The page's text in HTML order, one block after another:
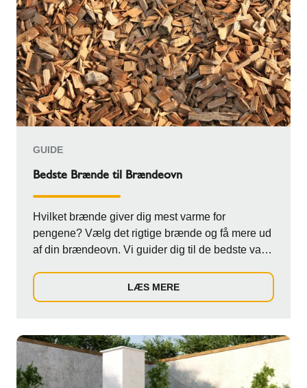
GUIDE
Bedste Brænde til Brændeovn
Hvilket brænde giver dig mest varme for
pengene? Vælg det rigtige brænde og få mere ud
af din brændeovn. Vi guider dig til de bedste valg
LÆS MERE